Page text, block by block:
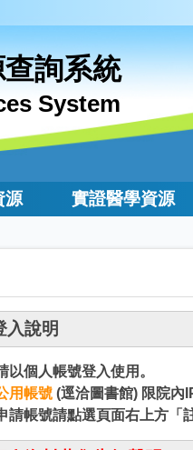
詢系統
System
源 實證醫學資源
入說明
以個人帳號登入使用。
用帳號 (逕洽圖書館) 限院內
請帳號請點選頁面右上方「